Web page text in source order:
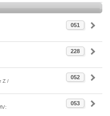
051
228
052
Z /
053